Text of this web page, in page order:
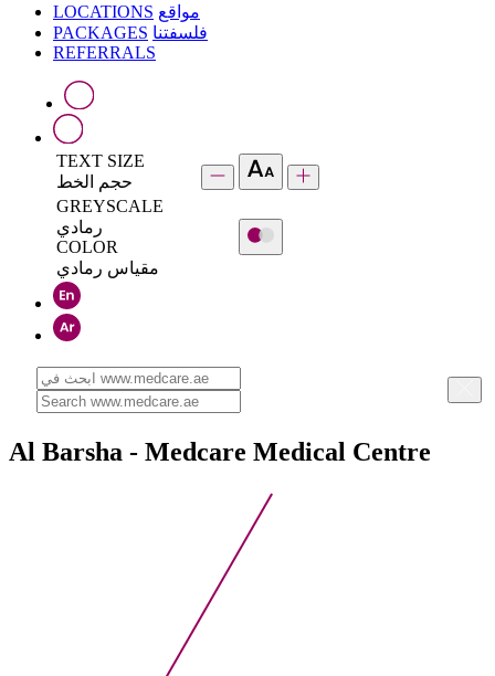
LOCATIONS مواقع
PACKAGES فلسفتنا
REFERRALS
TEXT SIZE
حجم الخط
GREYSCALE
رمادي
COLOR
مقياس رمادي
Al Barsha - Medcare Medical Centre